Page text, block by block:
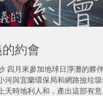
約會
四月來參加地球日淨灘的夥伴
河與宜蘭環保局和網路撿垃圾
天時地利人和，產出這部有意